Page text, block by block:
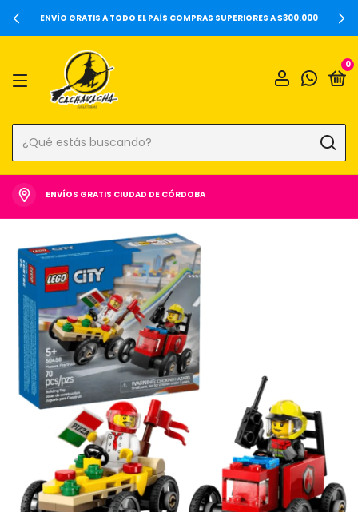
A $300.000 20%OFF SOBRE PRECIOS DE LOCALES Y 6 CUOTAS
0
ENVÍOS GRATIS CIUDAD DE CÓRDOBA